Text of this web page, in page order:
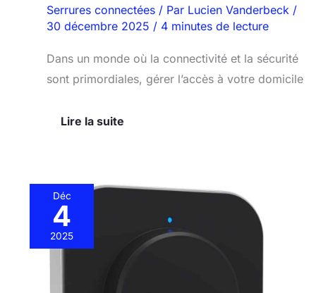
Serrures connectées / Par Lucien Vanderbeck /
30 décembre 2025 / 4 minutes de lecture
Dans un monde où la connectivité et la sécurité
sont primordiales, gérer l’accès à votre domicile
Lire la suite
Déc
4
2025
Test
de
la